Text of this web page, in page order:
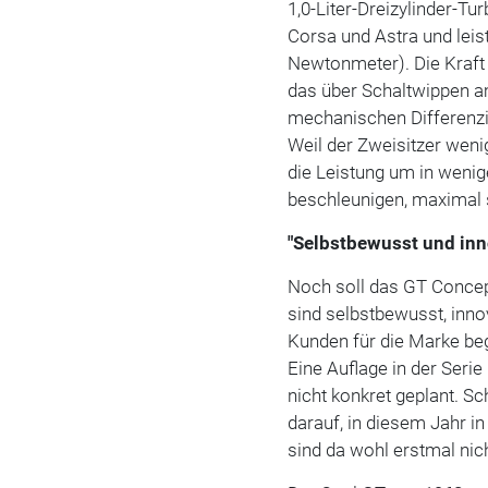
1,0-Liter-Dreizylinder-
Corsa und Astra und
Newtonmeter). Die
das über Schaltwippen
mechanischen
Weil der Zweisitzer
die Leistung um in
beschleunigen,
"Selbstbewusst und
Noch soll das GT
sind selbstbewusst,
Kunden für die Marke
Eine Auflage in der
nicht konkret geplant.
darauf, in diesem Jahr
sind da wohl erstmal